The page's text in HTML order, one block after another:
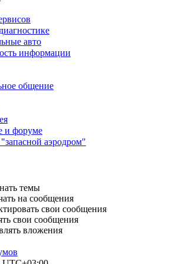
авто
информации
общение
и форуме
аэродром"
темы
на сообщения
свои сообщения
свои сообщения
вложения